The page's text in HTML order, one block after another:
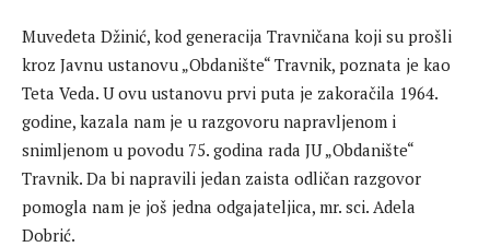
Muvedeta Džinić, kod generacija Travničana koji su prošli
kroz Javnu ustanovu „Obdanište“ Travnik, poznata je kao
Teta Veda. U ovu ustanovu prvi puta je zakoračila 1964.
godine, kazala nam je u razgovoru napravljenom i
snimljenom u povodu 75. godina rada JU „Obdanište“
Travnik. Da bi napravili jedan zaista odličan razgovor
pomogla nam je još jedna odgajateljica, mr. sci. Adela
Dobrić.